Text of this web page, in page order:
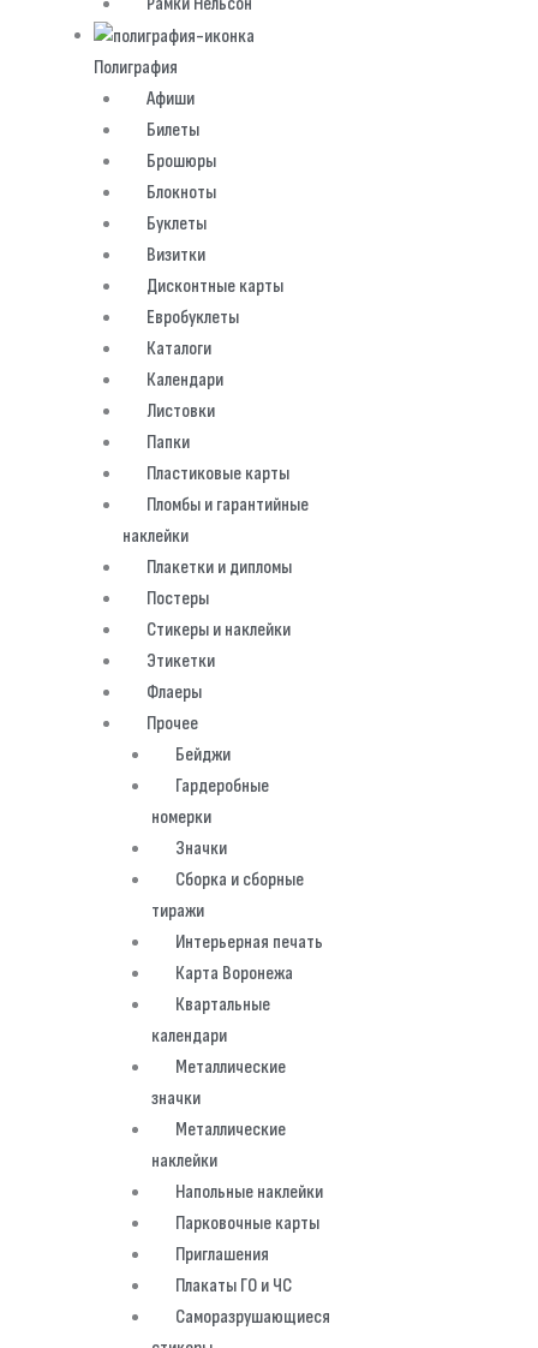
Рамки Нельсон
Полиграфия
Афиши
Билеты
Брошюры
Блокноты
Буклеты
Визитки
Дисконтные карты
Евробуклеты
Каталоги
Календари
Листовки
Папки
Пластиковые карты
Пломбы и гарантийные
наклейки
Плакетки и дипломы
Постеры
Стикеры и наклейки
Этикетки
Флаеры
Прочее
Бейджи
Гардеробные
номерки
Значки
Сборка и сборные
тиражи
Интерьерная печать
Карта Воронежа
Квартальные
календари
Металлические
значки
Металлические
наклейки
Напольные наклейки
Парковочные карты
Приглашения
Плакаты ГО и ЧС
Саморазрушающиеся